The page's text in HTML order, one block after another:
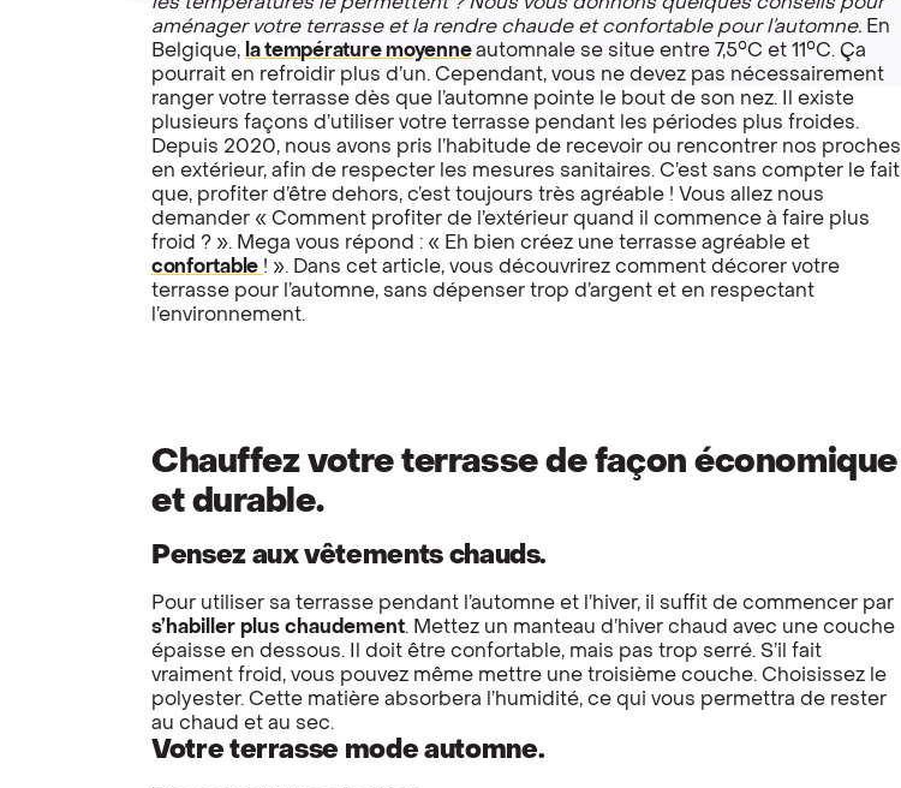
aménager votre terrasse et la rendre chaude et confortable pour l’automne. En
Belgique, la température moyenneautomnale se situe entre 7,5°C et 11°C. Ça
pourrait en refroidir plus d’un. Cependant, vous ne devez pas nécessairement
ranger votre terrasse dès que l’automne pointe le bout de son nez. Il existe
plusieurs façons d’utiliser votre terrasse pendant les périodes plus froides.
Depuis 2020, nous avons pris l’habitude de recevoir ou rencontrer nos proches
en extérieur, afin de respecter les mesures sanitaires. C’est sans compter le fait
que, profiter d’être dehors, c’est toujours très agréable ! Vous allez nous
demander « Comment profiter de l’extérieur quand il commence à faire plus
froid ? ». Mega vous répond : « Eh bien créez une terrasse agréable et
confortable ! ». Dans cet article, vous découvrirez comment décorer votre
terrasse pour l’automne, sans dépenser trop d’argent et en respectant
l’environnement.
Chauffez votre terrasse de façon économique
et durable.
Pensez aux vêtements chauds.
Pour utiliser sa terrasse pendant l’automne et l’hiver, il suffit de commencer par
s’habiller plus chaudement. Mettez un manteau d’hiver chaud avec une couche
épaisse en dessous. Il doit être confortable, mais pas trop serré. S’il fait
vraiment froid, vous pouvez même mettre une troisième couche. Choisissez le
polyester. Cette matière absorbera l’humidité, ce qui vous permettra de rester
au chaud et au sec.
Votre terrasse mode automne.